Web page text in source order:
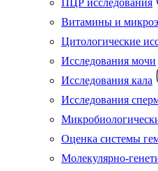
ПЦР исследования
Витамины и
Цитологические
Исследования мочи
Исследования кала
Исследования
Оценка системы
Молекулярно-